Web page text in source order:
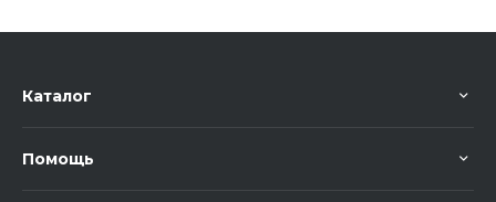
Каталог
Помощь